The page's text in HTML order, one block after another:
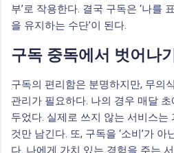
부’로 작용한다. 결국 구독은 ‘나를
을 유지하는 수단’이 된다.
구독 중독에서 벗어나
구독의 편리함은 분명하지만, 무의
관리가 필요하다. 나의 경우 매달 초
두었다. 실제로 쓰지 않는 서비스는
것만 남긴다. 또, 구독을 ‘소비’가 아
다. 나에게 가치 있는 경험을 주는